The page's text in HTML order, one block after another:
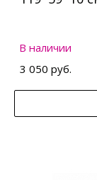
В наличии
3 050 руб.